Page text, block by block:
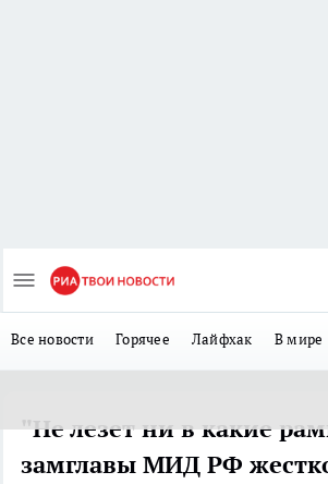
Все новости Горячее Лайфхак В мире
"Не лезет ни в какие
замглавы МИД РФ